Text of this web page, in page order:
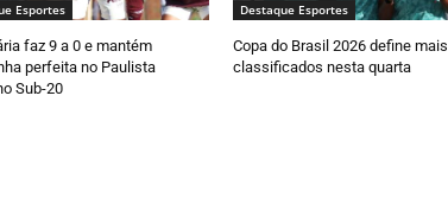
Esportes
faz 9 a 0 e mantém
perfeita no Paulista
Sub-20
Destaque Esportes
Copa do Brasil 2026 define mais
classificados nesta quarta